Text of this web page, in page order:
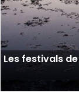
Les festivals